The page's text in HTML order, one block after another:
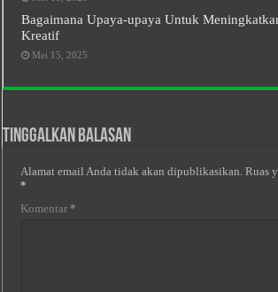
Bagaimana Upaya-upaya Untuk
Kreatif
Mei 15, 2025
Tinggalkan Balasan
Alamat email Anda tidak akan dipublikasikan. Ruas
*
Komentar *